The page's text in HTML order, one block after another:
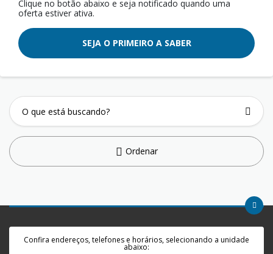
Clique no botão abaixo e seja notificado quando uma
oferta estiver ativa.
SEJA O PRIMEIRO A SABER
Ordenar
Confira endereços, telefones e horários, selecionando a unidade
abaixo: